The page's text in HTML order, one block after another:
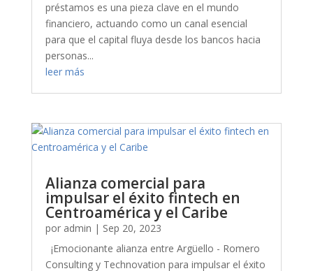
préstamos es una pieza clave en el mundo
financiero, actuando como un canal esencial
para que el capital fluya desde los bancos hacia
personas...
leer más
Alianza comercial para
impulsar el éxito fintech en
Centroamérica y el Caribe
por admin | Sep 20, 2023
¡Emocionante alianza entre Argüello - Romero
Consulting y Technovation para impulsar el éxito